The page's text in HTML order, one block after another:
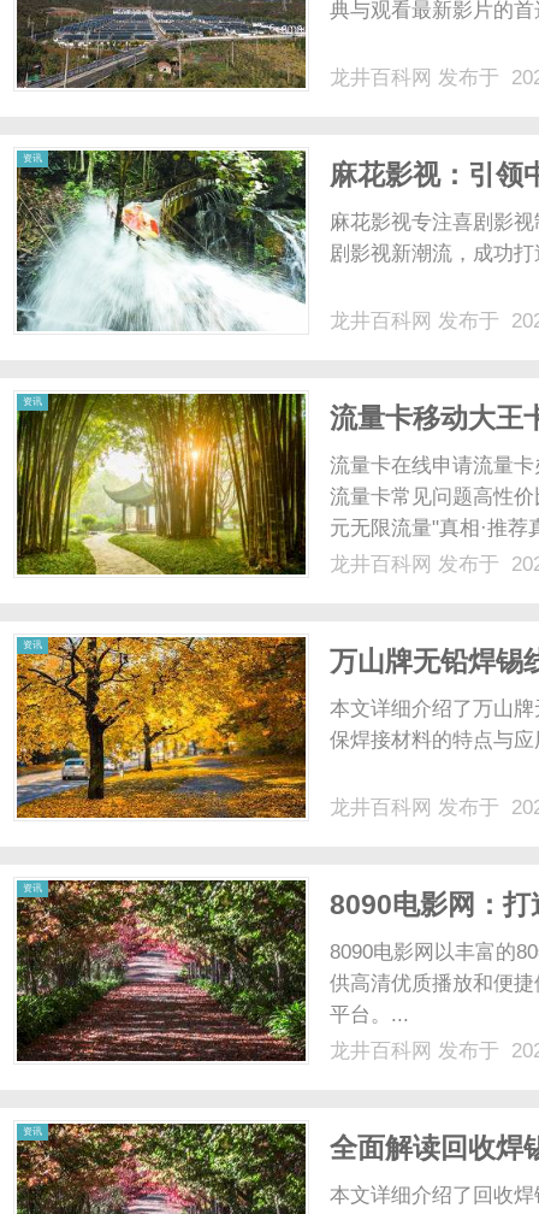
典与观看最新影片的
龙井百科网 发布于
资讯
麻花影视：引领
麻花影视专注喜剧影
剧影视新潮流，成功
龙井百科网 发布于
资讯
流量卡移动大王
流量卡在线申请流量
流量卡常见问题高性
元无限流量"真相·推
营商权威解析了解19
龙井百科网 发布于
资讯
万山牌无铅焊锡
析
本文详细介绍了万山
保焊接材料的特点与
龙井百科网 发布于
资讯
8090电影网：
热门影视大片
8090电影网以丰富的
供高清优质播放和便
平台。...
龙井百科网 发布于
资讯
全面解读回收焊
本文详细介绍了回收